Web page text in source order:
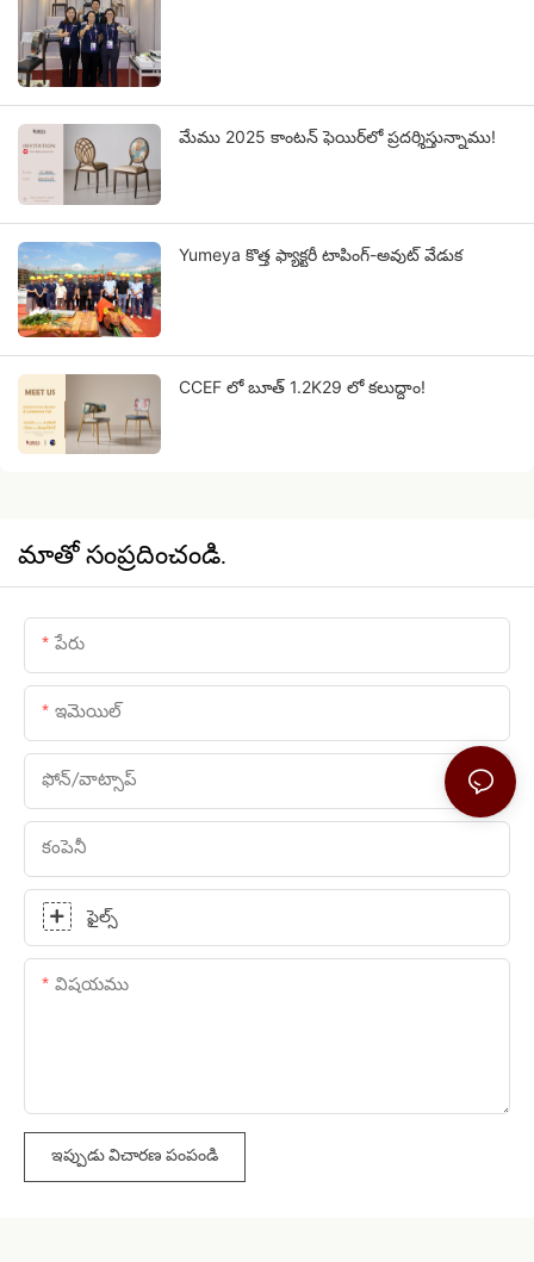
మేము 2025 కాంటన్ ఫెయిర్‌లో ప్రదర్శిస్తున్నాము!
Yumeya కొత్త ఫ్యాక్టరీ టాపింగ్-అవుట్ వేడుక
CCEF లో బూత్ 1.2K29 లో కలుద్దాం!
మాతో సంప్రదించండి.
పేరు
ఇమెయిల్
ఫోన్/వాట్సాప్
కంపెనీ
ఫైల్స్
విషయము
ఇప్పుడు విచారణ పంపండి